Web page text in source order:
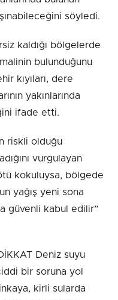
söyledi.
kaldığı bölgelerde
bulunduğunu
kıyıları, dere
yakınlarında
ifade etti.
riskli olduğu
vurgulayan
kokuluysa, bölgede
yağış yeni sona
güvenli kabul edilir”
Deniz suyu
bir soruna yol
kirli sularda